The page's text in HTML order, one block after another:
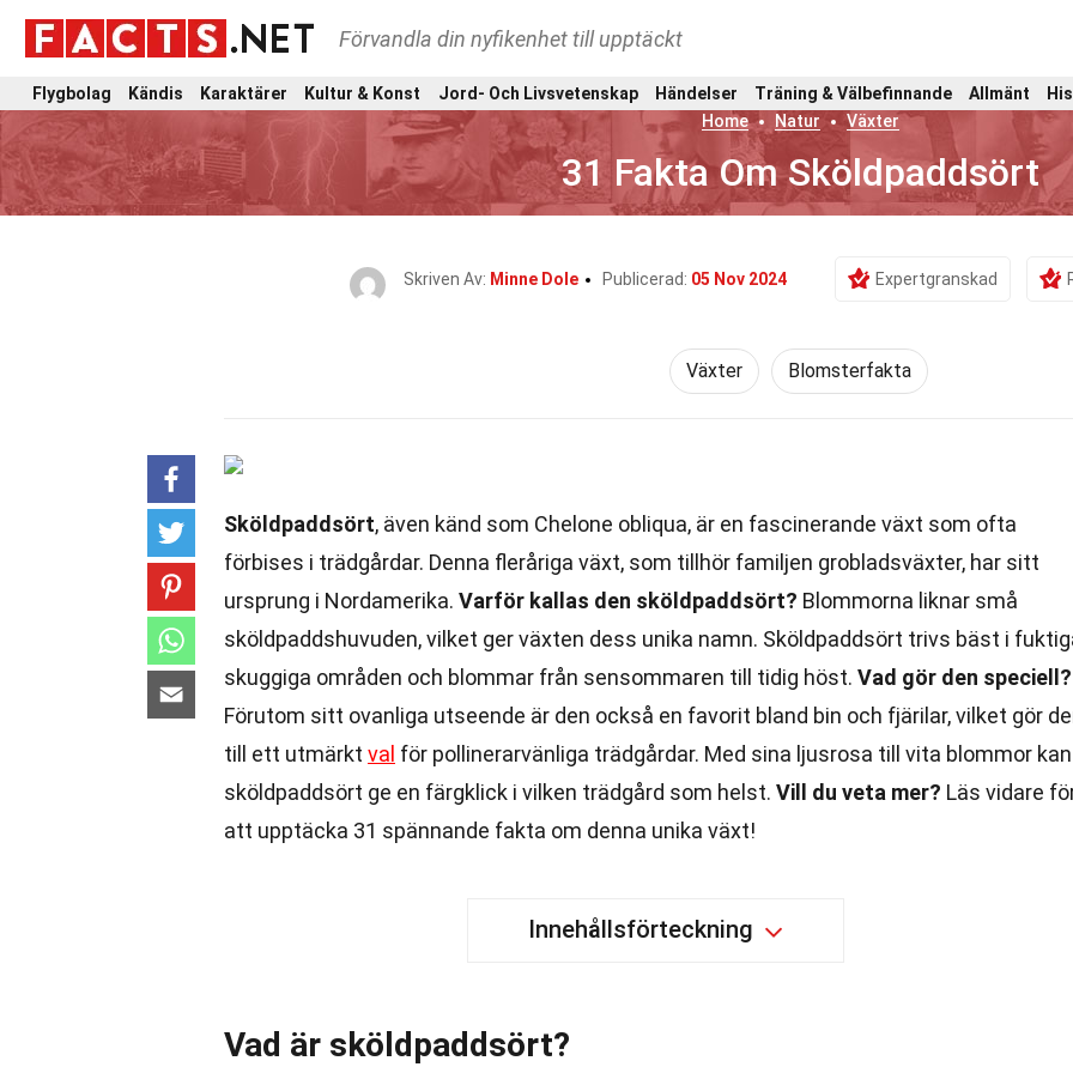
Förvandla din nyfikenhet till upptäckt
Flygbolag Kändis Karaktärer Kultur & Konst Jord- Och Livsvetenskap Händelser Träning & Välbefinnande Allmänt
Home
Natur Växter
31 Fakta Om Sköldpaddsört
Skriven Av: Minne Dole Publicerad: 05 Nov 2024 Expertgranskad
Växter Blomsterfakta
Sköldpaddsört, även känd som Chelone obliqua, är en fascinerande växt som ofta
förbises i trädgårdar. Denna fleråriga växt, som tillhör familjen grobladsväxter, har sitt
ursprung i Nordamerika. Varför kallas den sköldpaddsört? Blommorna liknar små
sköldpaddshuvuden, vilket ger växten dess unika namn. Sköldpaddsört trivs bäst i
skuggiga områden och blommar från sensommaren till tidig höst. Vad gör den speciell?
Förutom sitt ovanliga utseende är den också en favorit bland bin och fjärilar, vilket gör
till ett utmärkt val för pollinerarvänliga trädgårdar. Med sina ljusrosa till vita blommor kan
sköldpaddsört ge en färgklick i vilken trädgård som helst. Vill du veta mer? Läs vidare
att upptäcka 31 spännande fakta om denna unika växt!
Innehållsförteckning
Vad är sköldpaddsört?